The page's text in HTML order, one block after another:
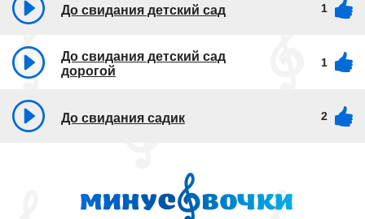
До свидания детский сад 1
До свидания детский сад
дорогой
1
До свидания садик 2